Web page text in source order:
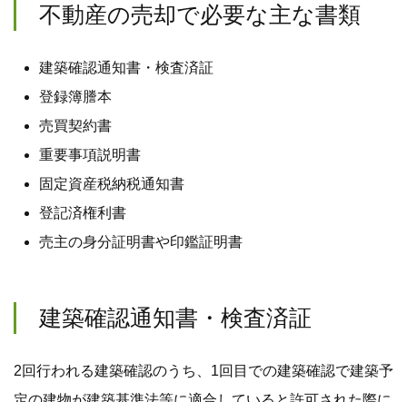
不動産の売却で必要な主な書類
建築確認通知書・検査済証
登録簿謄本
売買契約書
重要事項説明書
固定資産税納税通知書
登記済権利書
売主の身分証明書や印鑑証明書
建築確認通知書・検査済証
2回行われる建築確認のうち、1回目での建築確認で建築予